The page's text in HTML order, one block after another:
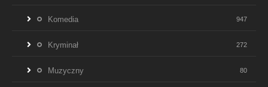
Komedia 947
Kryminał 272
Muzyczny 80